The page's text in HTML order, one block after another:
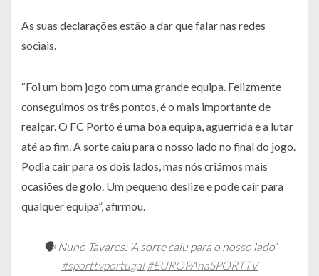
As suas declarações estão a dar que falar nas redes
sociais.
“Foi um bom jogo com uma grande equipa. Felizmente
conseguimos os três pontos, é o mais importante de
realçar. O FC Porto é uma boa equipa, aguerrida e a lutar
até ao fim. A sorte caiu para o nosso lado no final do jogo.
Podia cair para os dois lados, mas nós criámos mais
ocasiões de golo. Um pequeno deslize e pode cair para
qualquer equipa”, afirmou.
🗣️ Nuno Tavares: ‘A sorte caiu para o nosso lado’
#sporttvportugal #EUROPAnaSPORTTV